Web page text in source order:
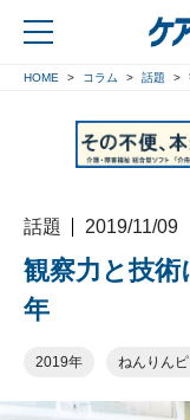
HOME コラム 話題
話題 2019/11/09
観察力と技
年
2019年 ねんりん